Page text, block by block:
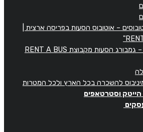
– אוטובוס הסעות בפריסה ארצית |
הסעות לאירועים – גמבורג הסעות מקבוצת RENT A BUS
להשכרה בכל הארץ ולכל המטרות
וסטרטאפים